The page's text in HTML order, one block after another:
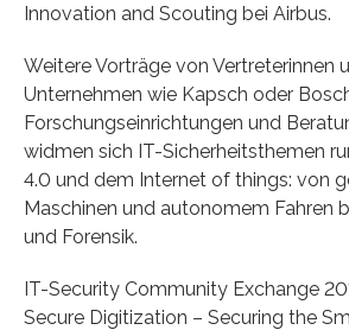
Innovation and Scouting bei Airbus.
Weitere Vorträge von Vertreterinnen
Unternehmen wie Kapsch oder
Forschungseinrichtungen und
widmen sich IT-Sicherheitsthemen
4.0 und dem Internet of things: von
Maschinen und autonomem Fahren
und Forensik.
IT-Security Community Exchange
Secure Digitization – Securing the